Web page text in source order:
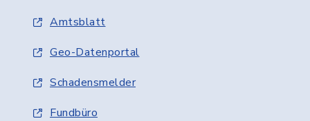
Amtsblatt
Geo-Datenportal
Schadensmelder
Fundbüro